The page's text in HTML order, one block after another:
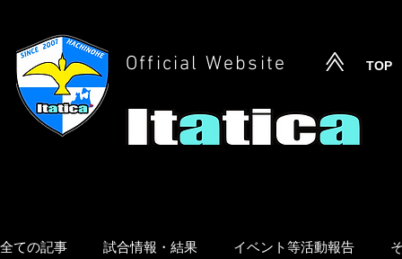
Official Website TOP
全ての記事 試合情報・結果 イベント等活動報告